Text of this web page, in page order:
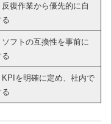
復作業から優先的に自
る
フトの互換性を事前に
る
KPIを明確に定め、社内で
る